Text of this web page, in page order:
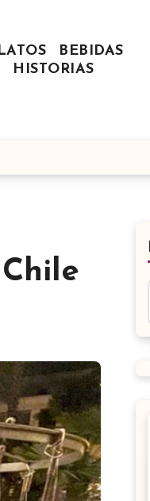
BEBIDAS
HISTORIAS